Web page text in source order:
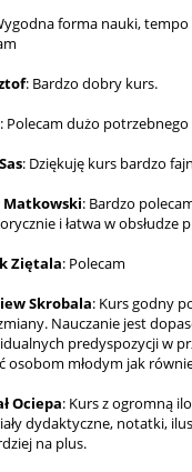
forma nauki,
: Bardzo dobry kurs.
: Polecam dużo
: Dziękuję kurs bardzo
: Bardzo
i łatwa w obsłudze
Ziętala: Polecam
Skrobala: Kurs godny
Nauczanie jest
predyspozycji w
osobom młodym jak
Ociepa: Kurs z ogromną
dydaktyczne, notatki,
na plus.